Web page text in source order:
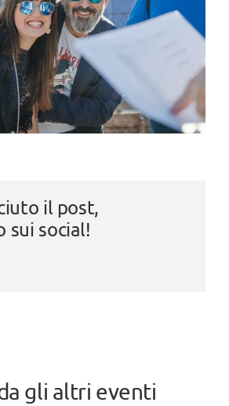
il post,
sui social!
gli altri eventi